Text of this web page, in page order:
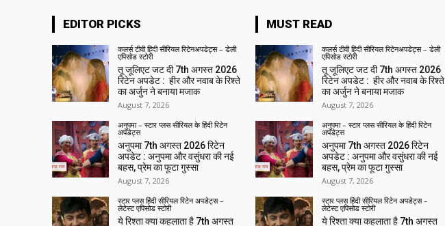
EDITOR PICKS
कलर्स टीवी हिंदी सीरियल रिटेनअपडेट्स – डेली
एपिसोड स्टोरी
तू जूलिएट जट दी 7th अगस्त 2026
रिटेन अपडेट : हीर और नवाब के रिश्ते
का अर्जुन ने बनाया मजाक
August 7, 2026
अनुपमा – स्टार प्लस सीरियल के हिंदी रिटेन
अपडेट्स
अनुपमा 7th अगस्त 2026 रिटेन
अपडेट : अनुपमा और वसुंधरा की नई
बहस, प्रेम का फूटा गुस्सा
August 7, 2026
स्टार प्लस हिंदी सीरियल रिटेन अपडेट्स –
लेटेस्ट एपिसोड स्टोरी
ये रिश्ता क्या कहलाता है 7th अगस्त
MUST READ
कलर्स टीवी हिंदी सीरियल रिटेनअपडेट्स – डेली
एपिसोड स्टोरी
तू जूलिएट जट दी 7th अगस्त 2026
रिटेन अपडेट : हीर और नवाब के रिश्ते
का अर्जुन ने बनाया मजाक
August 7, 2026
अनुपमा – स्टार प्लस सीरियल के हिंदी रिटेन
अपडेट्स
अनुपमा 7th अगस्त 2026 रिटेन
अपडेट : अनुपमा और वसुंधरा की नई
बहस, प्रेम का फूटा गुस्सा
August 7, 2026
स्टार प्लस हिंदी सीरियल रिटेन अपडेट्स –
लेटेस्ट एपिसोड स्टोरी
ये रिश्ता क्या कहलाता है 7th अगस्त